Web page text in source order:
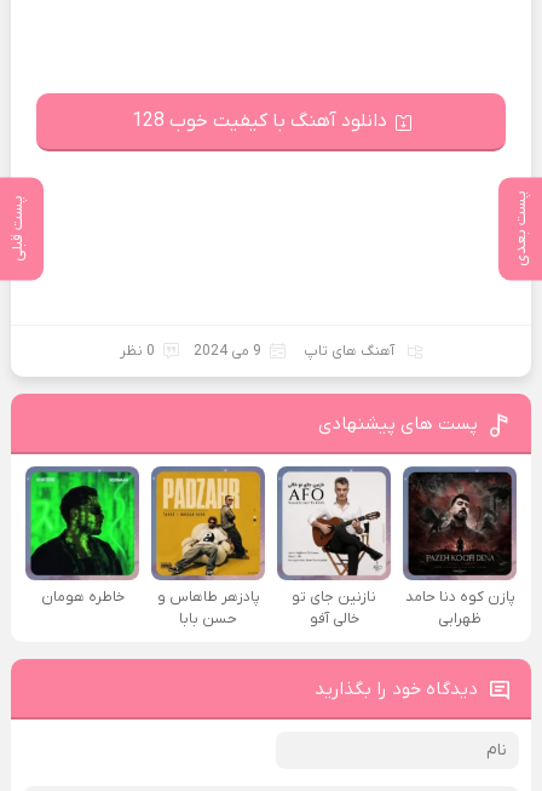
پست بعدی پست قبلی
دانلود آهنگ با کیفیت خوب 128
آهنگ های تاپ 9 می 2024 0 نظر
پست های پیشنهادی
پازن کوه دنا حامد
ظهرابی
نازنین جای تو
خالی آفو
پادزهر طاهاس و
حسن بابا
خاطره هومان
دیدگاه خود را بگذارید